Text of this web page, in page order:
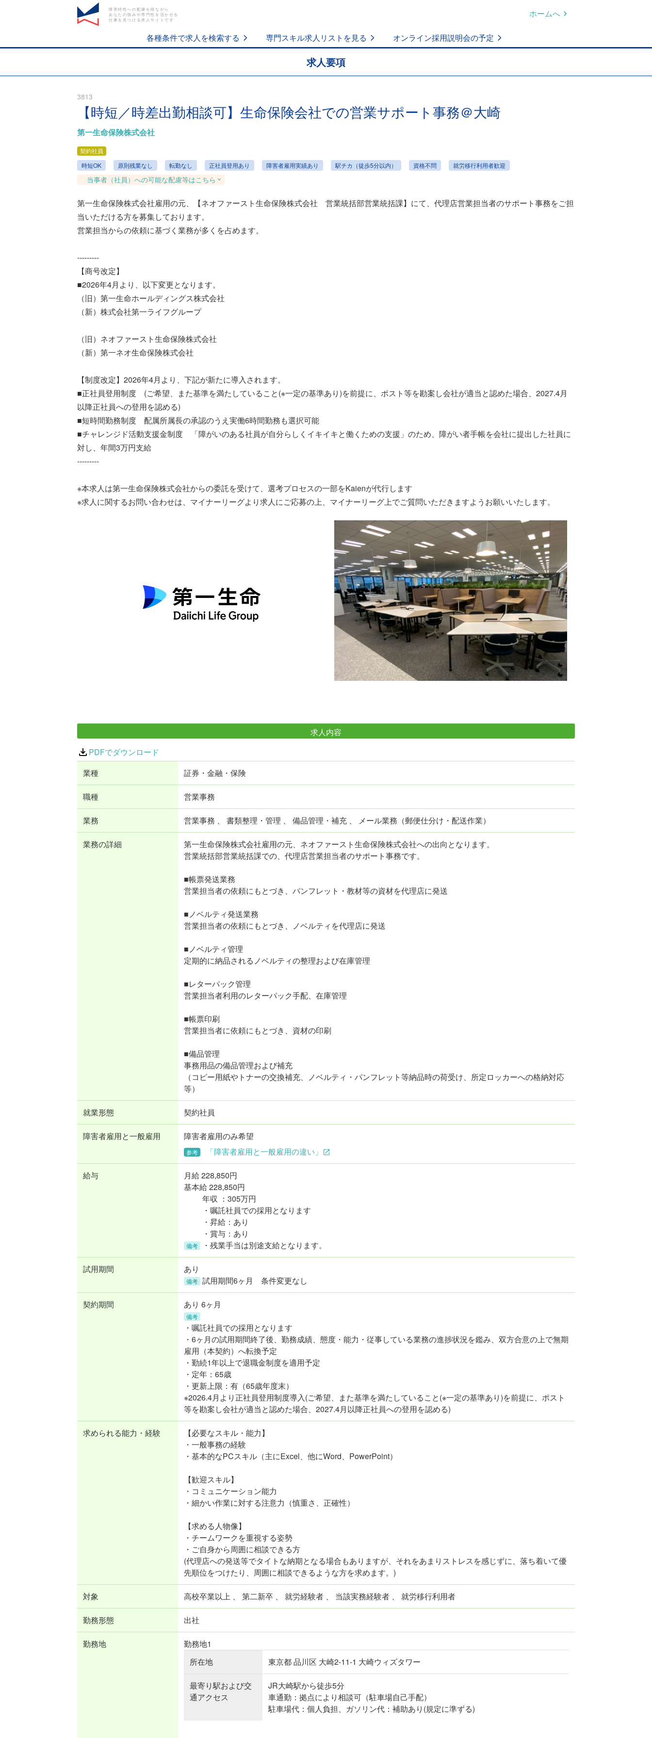
障害特性への配慮を得ながら
あなたの強みや専門性を活かせる
仕事を見つける求人サイトです
ホームへ
各種条件で求人を検索する 専門スキル求人リストを見る オンライン採用説明会の予定
求人要項
3813
【時短／時差出勤相談可】生命保険会社での営業サポート事務＠大崎
第一生命保険株式会社
契約社員
時短OK
原則残業なし 転勤なし 正社員登用あり 障害者雇用実績あり 駅チカ（徒歩5分以内） 資格不問 就労移行利用者歓迎
当事者（社員）への可能な配慮等はこちら
第一生命保険株式会社雇用の元、【ネオファースト生命保険株式会社 営業統括部営業統括課】にて、代理店営業担当者のサポート事務をご担
当いただける方を募集しております。
営業担当からの依頼に基づく業務が多くを占めます。
---------
【商号改定】
■2026年4月より、以下変更となります。
（旧）第一生命ホールディングス株式会社
（新）株式会社第一ライフグループ
（旧）ネオファースト生命保険株式会社
（新）第一ネオ生命保険株式会社
【制度改定】2026年4月より、下記が新たに導入されます。
■正社員登用制度 (ご希望、また基準を満たしていること(※一定の基準あり)を前提に、ポスト等を勘案し会社が適当と認めた場合、2027.4月
以降正社員への登用を認める)
■短時間勤務制度 配属所属長の承認のうえ実働6時間勤務も選択可能
■チャレンジド活動支援金制度 「障がいのある社員が自分らしくイキイキと働くための支援」のため、障がい者手帳を会社に提出した社員に
対し、年間3万円支給
---------
※本求人は第一生命保険株式会社からの委託を受けて、選考プロセスの一部をKaienが代行します
※求人に関するお問い合わせは、マイナーリーグより求人にご応募の上、マイナーリーグ上でご質問いただきますようお願いいたします。
求人内容
PDFでダウンロード
業種
証券・金融・保険
職種 営業事務
業務 営業事務 、 書類整理・管理 、 備品管理・補充 、 メール業務（郵便仕分け・配送作業）
業務の詳細
第一生命保険株式会社雇用の元、ネオファースト生命保険株式会社への出向となります。
営業統括部営業統括課での、代理店営業担当者のサポート事務です。
■帳票発送業務
営業担当者の依頼にもとづき、パンフレット・教材等の資材を代理店に発送
■ノベルティ発送業務
営業担当者の依頼にもとづき、ノベルティを代理店に発送
■ノベルティ管理
定期的に納品されるノベルティの整理および在庫管理
■レターパック管理
営業担当者利用のレターパック手配、在庫管理
■帳票印刷
営業担当者に依頼にもとづき、資材の印刷
■備品管理
事務用品の備品管理および補充
（コピー用紙やトナーの交換補充、ノベルティ・パンフレット等納品時の荷受け、所定ロッカーへの格納対応
等）
就業形態 契約社員
障害者雇用と一般雇用 障害者雇用のみ希望
参考 「障害者雇用と一般雇用の違い」
給与 月給228,850円
基本給 228,850円
備考
年収 ：305万円
・嘱託社員での採用となります
・昇給：あり
・賞与：あり
・残業手当は別途支給となります。
試用期間 あり
備考 試用期間6ヶ月 条件変更なし
契約期間 あり 6ヶ月
備考
・嘱託社員での採用となります
・6ヶ月の試用期間終了後、勤務成績、態度・能力・従事している業務の進捗状況を鑑み、双方合意の上で無期
雇用（本契約）へ転換予定
・勤続1年以上で退職金制度を適用予定
・定年：65歳
・更新上限：有（65歳年度末）
※2026.4月より正社員登用制度導入(ご希望、また基準を満たしていること(※一定の基準あり)を前提に、ポスト
等を勘案し会社が適当と認めた場合、2027.4月以降正社員への登用を認める)
求められる能力・経験
【必要なスキル・能力】
・一般事務の経験
・基本的なPCスキル（主にExcel、他にWord、PowerPoint）
【歓迎スキル】
・コミュニケーション能力
・細かい作業に対する注意力（慎重さ、正確性）
【求める人物像】
・チームワークを重視する姿勢
・ご自身から周囲に相談できる方
(代理店への発送等でタイトな納期となる場合もありますが、それをあまりストレスを感じずに、落ち着いて優
先順位をつけたり、周囲に相談できるような方を求めます。)
対象 高校卒業以上 、 第二新卒 、 就労経験者 、 当該実務経験者 、 就労移行利用者
勤務形態 出社
勤務地
勤務地1
所在地
東京都 品川区 大崎2-11-1 大崎ウィズタワー
最寄り駅および交
通アクセス
JR大崎駅から徒歩5分
車通勤：拠点により相談可（駐車場自己手配）
駐車場代：個人負担、ガソリン代：補助あり(規定に準ずる)